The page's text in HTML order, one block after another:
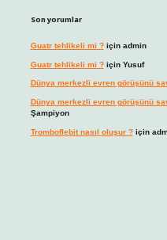
Son yorumlar
Guatr tehlikeli mi ?için admin
Guatr tehlikeli mi ?için Yusuf
Dünya merkezli evren görüşünü
Dünya merkezli evren görüşünü
Şampiyon
Tromboflebit nasıl oluşur ?için